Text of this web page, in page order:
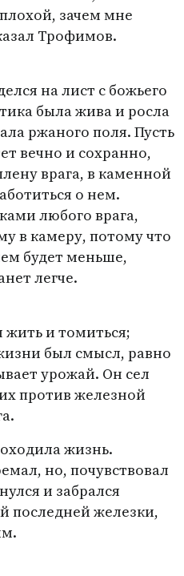
зачем мне
Трофимов.
на лист с божьего
была жива и росла
ржаного поля. Пусть
вечно и сохранно,
врага, в каменной
о нем.
любого врага,
в камеру, потому что
будет меньше,
легче.
и томиться;
был смысл, равно
урожай. Он сел
против железной
жизнь.
но, почувствовал
и забрался
последней железки,